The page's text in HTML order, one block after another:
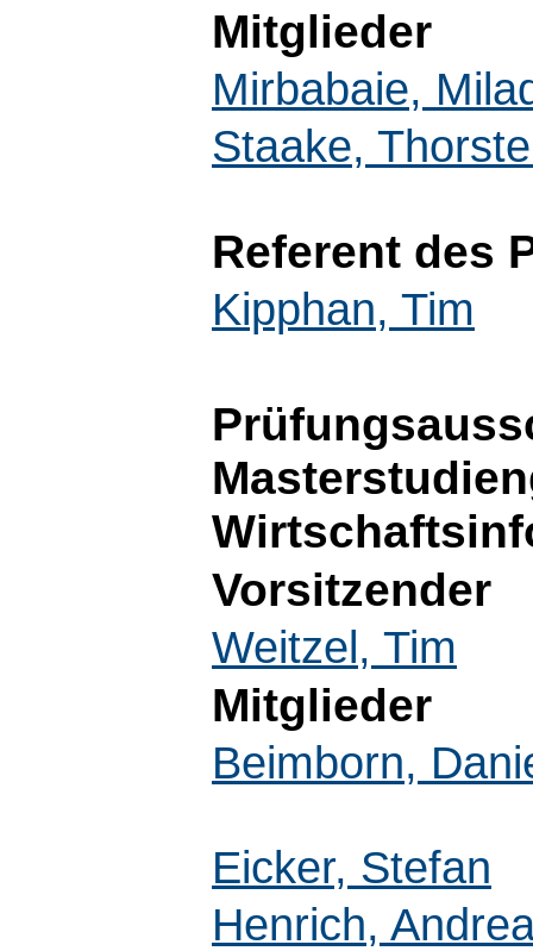
Mitglieder
Mirbabaie,
Staake,
Referent des
Kipphan, Tim
Vorsitzender
Weitzel, Tim
Mitglieder
Beimborn,
Eicker, Stefan
Henrich,